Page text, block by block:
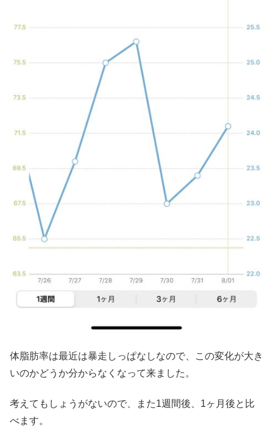
体脂肪率は最近は暴走しっぱなしなので、この変化が大き
いのかどうか分からなくなって来ました。
考えてもしょうがないので、また1週間後、1ヶ月後と比
べます。